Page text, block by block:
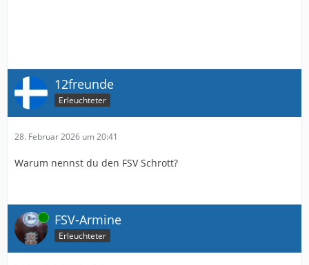
12freunde
Erleuchteter
28. Februar 2026 um 20:41
Warum nennst du den FSV Schrott?
Online FSV-Armine
Erleuchteter